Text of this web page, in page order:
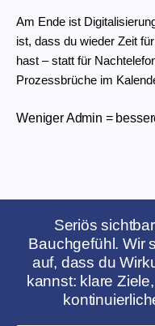
Am Ende ist
ist, dass du wieder Zeit
hast – statt für
Prozessbrüche im
Weniger Admin =
Seriös
Bauchgefühl. Wir
auf, dass du
kannst: klare